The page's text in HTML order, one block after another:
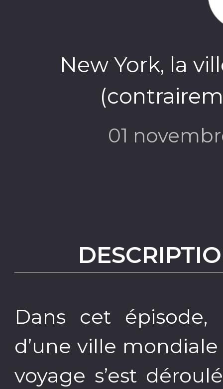
New York, la
01
Dans cet épisode,
d’une ville
voyage s’est